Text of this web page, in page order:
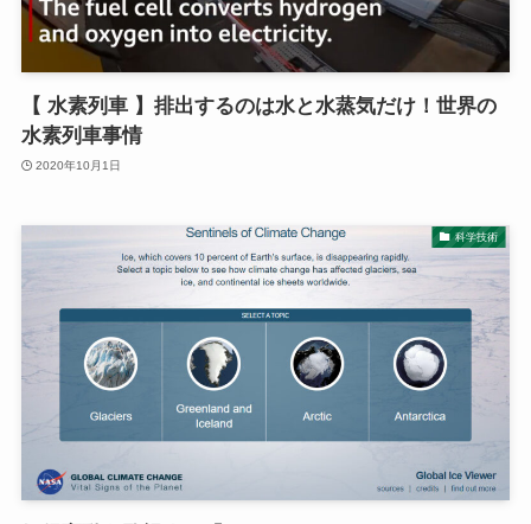
【 水素列車 】排出するのは水と水蒸気だけ！世界の
水素列車事情
2020年10月1日
科学技術